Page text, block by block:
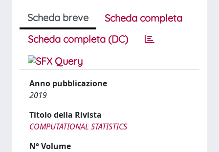
Scheda breve
Scheda completa
Scheda completa (DC)
Anno pubblicazione
2019
Titolo della Rivista
COMPUTATIONAL STATISTICS
N° Volume